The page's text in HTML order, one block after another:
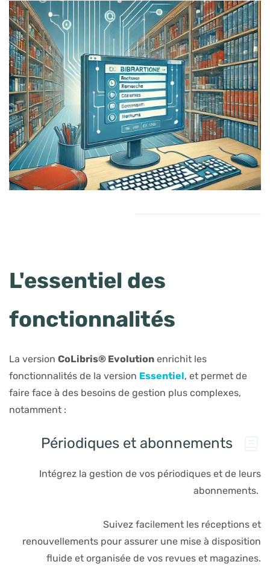
L'essentiel des
fonctionnalités
La version CoLibris® Evolution enrichit les
fonctionnalités de la version Essentiel, et permet de
faire face à des besoins de gestion plus complexes,
notamment :
Périodiques et abonnements
Intégrez la gestion de vos périodiques et de leurs
abonnements.
Suivez facilement les réceptions et
renouvellements pour assurer une mise à disposition
fluide et organisée de vos revues et magazines.